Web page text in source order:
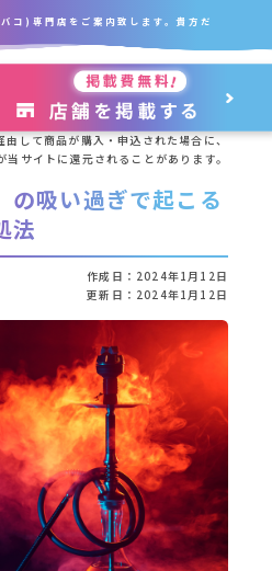
コ)専門店をご案内致します。貴方だ
して商品が購入・申込された場合に、
当サイトに還元されることがあります。
の吸い過ぎで起こる
法
作成日： 2024年1月12日
更新日： 2024年1月12日